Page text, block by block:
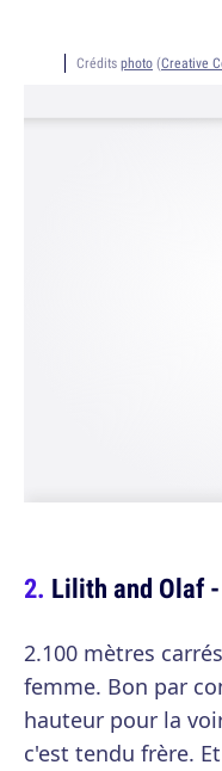
Crédits photo (Creative
Lilith and Olaf
2.100 mètres
femme. Bon par
hauteur pour la
c'est tendu frère.